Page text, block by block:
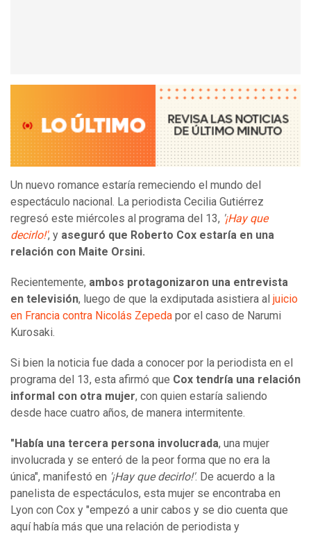
Un nuevo romance estaría remeciendo el mundo del
espectáculo nacional. La periodista Cecilia Gutiérrez
regresó este miércoles al programa del 13, ¡Hay que
decirlo!', y aseguró que Roberto Cox estaría en una
relación con Maite Orsini.
Recientemente, ambos protagonizaron una entrevista
en televisión, luego de que la exdiputada asistiera al juicio
en Francia contra Nicolás Zepeda por el caso de Narumi
Kurosaki.
Si bien la noticia fue dada a conocer por la periodista en el
programa del 13, esta afirmó que Cox tendría una relación
informal con otra mujer, con quien estaría saliendo
desde hace cuatro años, de manera intermitente.
"Había una tercera persona involucrada, una mujer
involucrada y se enteró de la peor forma que no era la
única", manifestó en '¡Hay que decirlo!'. De acuerdo a la
panelista de espectáculos, esta mujer se encontraba en
Lyon con Cox y "empezó a unir cabos y se dio cuenta que
aquí había más que una relación de periodista y